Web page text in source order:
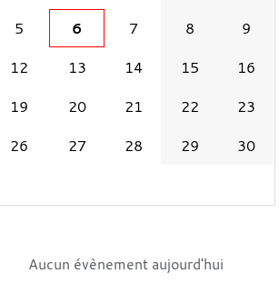
5 6 7 8
9
12 13 14 15
16
19 20 21 22
23
26 27 28 29
30
Aucun évènement aujourd'hui